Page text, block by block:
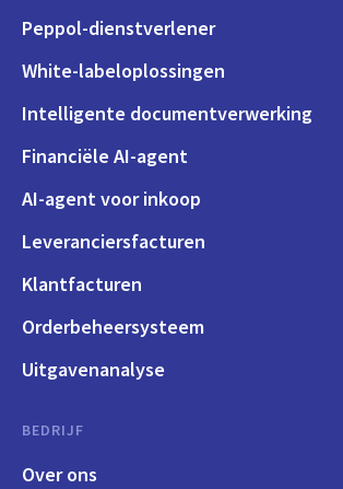
Peppol-dienstverlener
White-labeloplossingen
Intelligente documentverwerking
Financiële AI-agent
AI-agent voor inkoop
Leveranciersfacturen
Klantfacturen
Orderbeheersysteem
Uitgavenanalyse
BEDRIJF
Over ons